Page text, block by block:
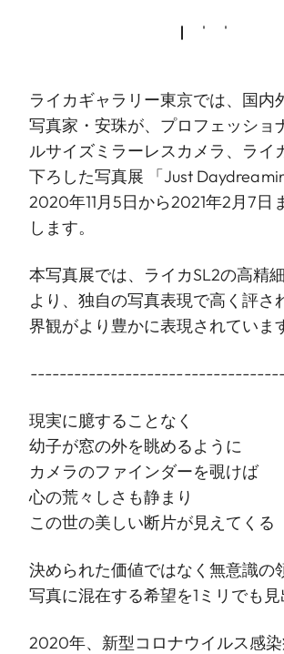
ライカギャラリー東京では、国内
写真家・安珠が、プロフェッショ
ルサイズミラーレスカメラ、ライ
下ろした写真展 「Just
2020年11月5日から2021年2月7日
します。
本写真展では、ライカSL2の高精
より、独自の写真表現で高く評さ
界観がより豊かに表現されていま
現実に臆することなく
幼子が窓の外を眺めるように
カメラのファインダーを覗けば
心の荒々しさも静まり
この世の美しい断片が見えてくる
決められた価値ではなく無意識の
写真に混在する希望を1ミリでも
2020年、新型コロナウイルス感